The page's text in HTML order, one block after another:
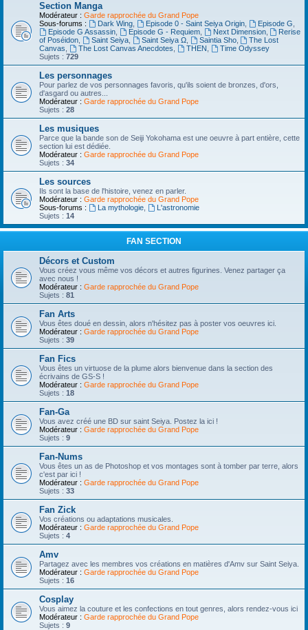
Section Manga
Modérateur : Garde rapprochée du Grand Pope
Sous-forums :
Dark Wing, Episode 0 - Saint Seiya Origin, Episode G
Episode G Assassin, Episode G - Requiem, Next Dimension,
Rerise
of Poséidon
Saint Seiya, Saint Seiya Ω, Saintia Sho,
The Lost
Canvas
The Lost Canvas Anecdotes THEN
Time Odyssey
Sujets : 729
Les personnages
Pour parlez de vos personnages favoris, qu'ils soient de bronzes, d'ors,
d'asgard ou autres...
Modérateur : Garde rapprochée du Grand Pope
Sujets : 28
Les musiques
Parce que la bande son de Seiji Yokohama est une oeuvre à part entière, cette
section lui est dédiée.
Modérateur : Garde rapprochée du Grand Pope
Sujets : 34
Les sources
Ils sont la base de l'histoire, venez en parler.
Modérateur : Garde rapprochée du Grand Pope
Sous-forums :
La mythologie,
L'astronomie
Sujets : 14
FAN SECTION
Décors et Custom
Vous créez vous même vos décors et autres figurines. Venez partager ça
avec nous !
Modérateur : Garde rapprochée du Grand Pope
Sujets : 81
Fan Arts
Vous êtes doué en dessin, alors n'hésitez pas à poster vos oeuvres ici.
Modérateur : Garde rapprochée du Grand Pope
Sujets : 39
Fan Fics
Vous êtes un virtuose de la plume alors bienvenue dans la section des
écrivains de GS-S !
Modérateur : Garde rapprochée du Grand Pope
Sujets : 18
Fan-Ga
Vous avez créé une BD sur saint Seiya. Postez la ici !
Modérateur : Garde rapprochée du Grand Pope
Sujets : 9
Fan-Nums
Vous êtes un as de Photoshop et vos montages sont à tomber par terre, alors
c'est par ici !
Modérateur : Garde rapprochée du Grand Pope
Sujets : 33
Fan Zick
Vos créations ou adaptations musicales.
Modérateur : Garde rapprochée du Grand Pope
Sujets : 4
Amv
Partagez avec les membres vos créations en matières d'Amv sur Saint Seiya.
Modérateur : Garde rapprochée du Grand Pope
Sujets : 16
Cosplay
Vous aimez la couture et les confections en tout genres, alors rendez-vous ici
Modérateur : Garde rapprochée du Grand Pope
Sujets : 9